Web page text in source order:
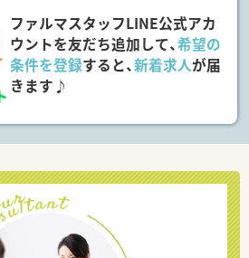
ファルマスタッフLINE公式アカ
ウントを友だち追加して、希望の
条件を登録すると、新着求人が届
きます♪